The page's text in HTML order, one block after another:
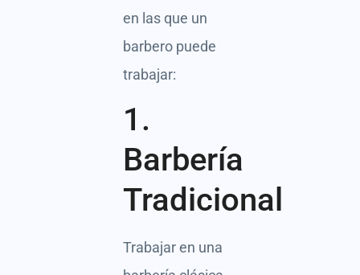
en las que un
barbero puede
trabajar:
1.
Barbería
Tradicional
Trabajar en una